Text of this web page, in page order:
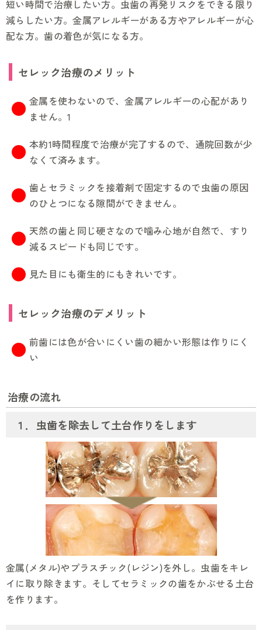
短い時間で治療したい方。虫歯の再発リスクをできる限り
減らしたい方。金属アレルギーがある方やアレルギーが心
配な方。歯の着色が気になる方。
セレック治療のメリット
金属を使わないので、金属アレルギーの心配があり
ません。1
本約1時間程度で治療が完了するので、通院回数が少
なくて済みます。
歯とセラミックを接着剤で固定するので虫歯の原因
のひとつになる隙間ができません。
天然の歯と同じ硬さなので噛み心地が自然で、すり
減るスピードも同じです。
見た目にも衛生的にもきれいです。
セレック治療のデメリット
前歯には色が合いにくい歯の細かい形態は作りにく
い
治療の流れ
１．虫歯を除去して土台作りをします
金属(メタル)やプラスチック(レジン)を外し。虫歯をキレ
イに取り除きます。そしてセラミックの歯をかぶせる土台
を作ります。